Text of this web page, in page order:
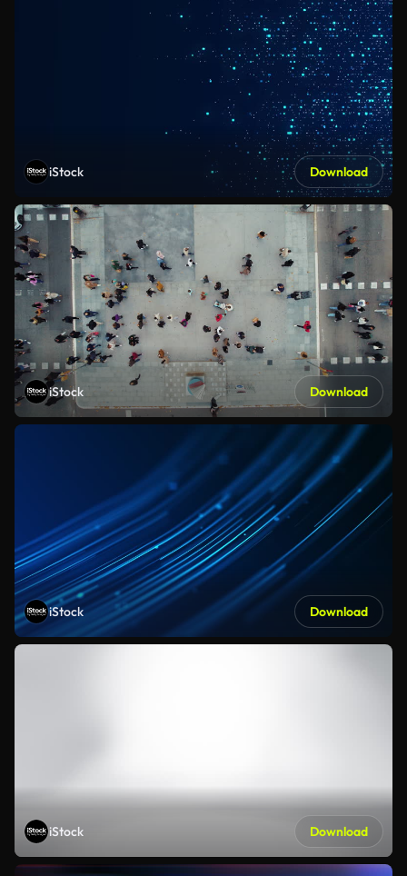
iStock Download
iStock Download
iStock Download
iStock Download